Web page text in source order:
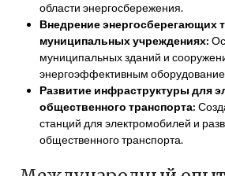
области энергосбережения.
Внедрение энергосберегающих
муниципальных учреждениях:
муниципальных зданий и
энергоэффективным
Развитие инфраструктуры для
общественного транспорта:
станций для электромобилей и
общественного транспорта.